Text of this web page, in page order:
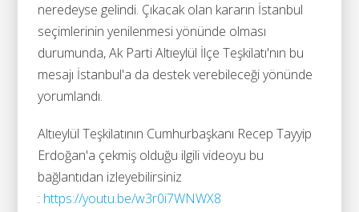
neredeyse gelindi. Çıkacak olan kararın İstanbul
seçimlerinin yenilenmesi yönünde olması
durumunda, Ak Parti Altıeylül İlçe Teşkilatı'nın bu
mesajı İstanbul'a da destek verebileceği yönünde
yorumlandı.
Altıeylül Teşkilatının Cumhurbaşkanı Recep Tayyip
Erdoğan'a çekmiş olduğu ilgili videoyu bu
bağlantıdan izleyebilirsiniz
: https://youtu.be/w3r0i7WNWX8